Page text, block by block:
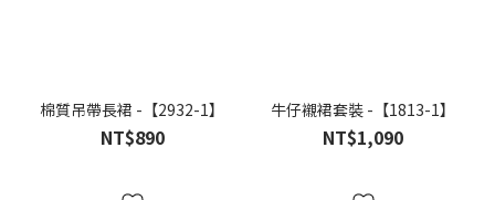
棉質吊帶長裙 -【2932-1】
NT$890
牛仔襯裙套裝 -【1813-1】
NT$1,090